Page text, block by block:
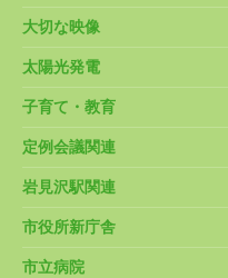
大切な映像
太陽光発電
子育て・教育
定例会議関連
岩見沢駅関連
市役所新庁舎
市立病院